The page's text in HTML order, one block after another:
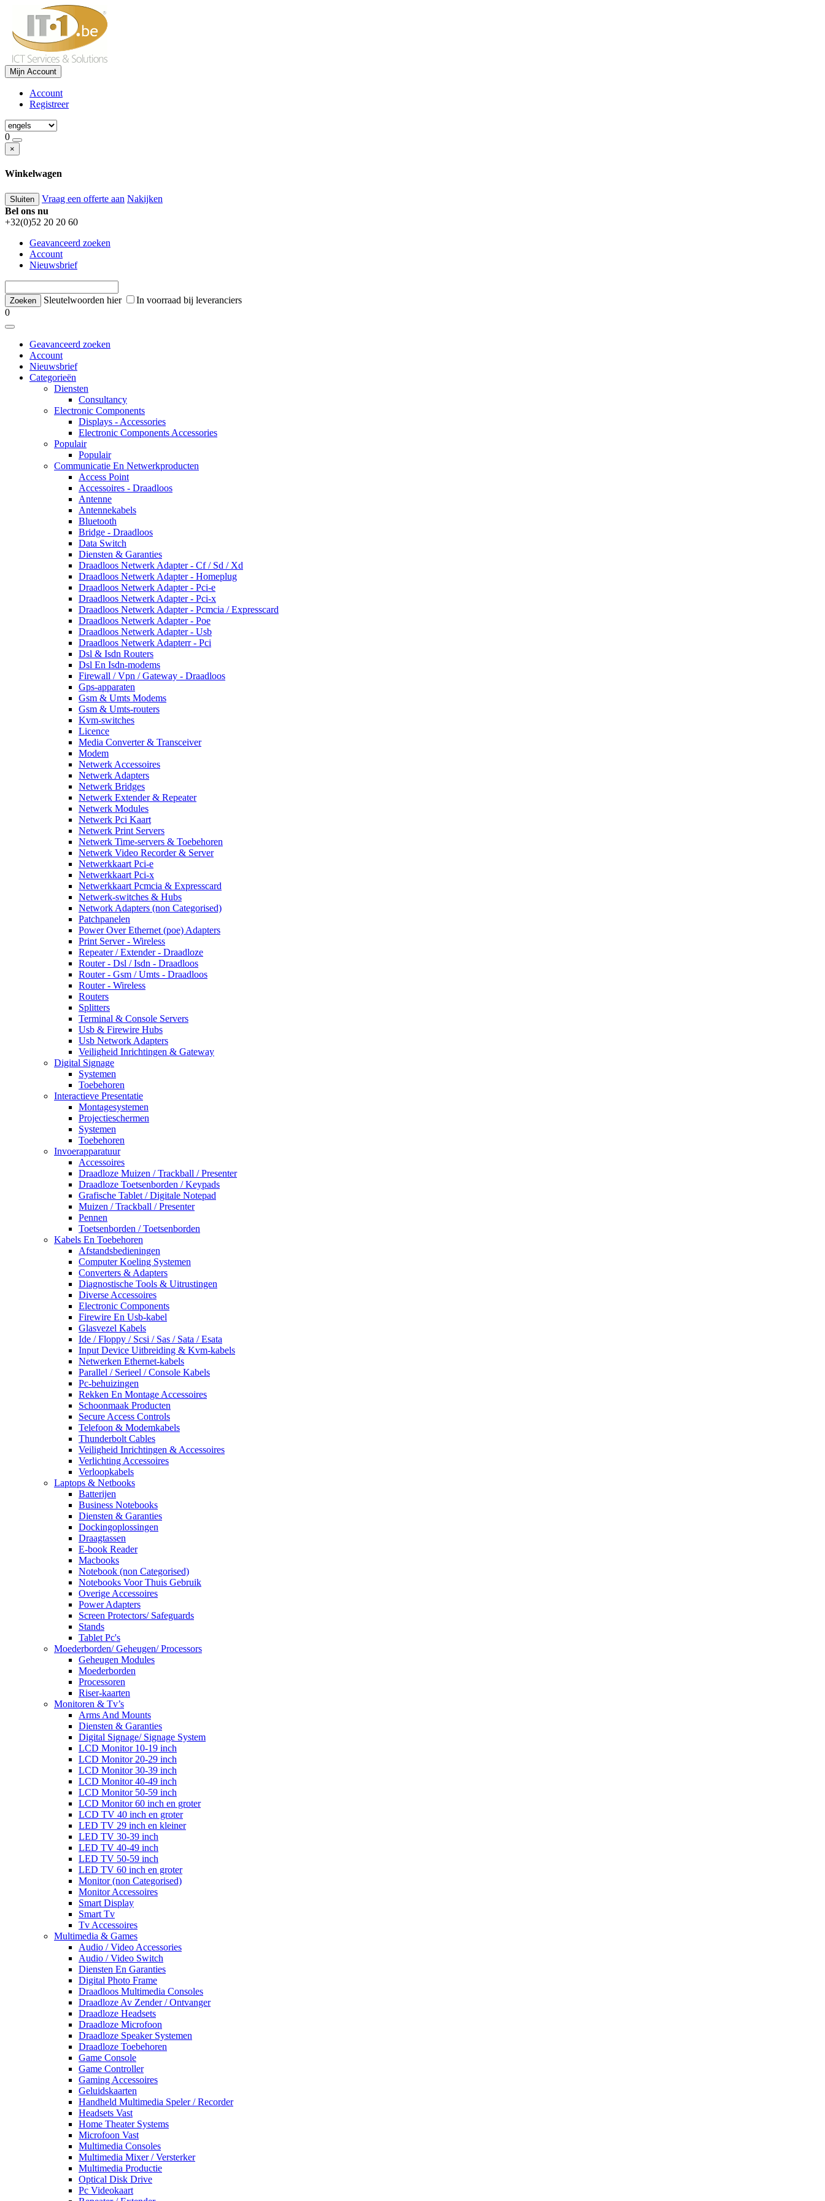
Mijn Account
Account
Registreer
0
×
Winkelwagen
Sluiten Vraag een offerte aan Nakijken
Bel ons nu
+32(0)52 20 20 60
Geavanceerd zoeken
Account
Nieuwsbrief
Sleutelwoorden hier
In voorraad bij leveranciers
0
Geavanceerd zoeken
Account
Nieuwsbrief
Categorieën
Diensten
Consultancy
Electronic Components
Displays - Accessories
Electronic Components Accessories
Populair
Populair
Communicatie En Netwerkproducten
Access Point
Accessoires - Draadloos
Antenne
Antennekabels
Bluetooth
Bridge - Draadloos
Data Switch
Diensten & Garanties
Draadloos Netwerk Adapter - Cf / Sd / Xd
Draadloos Netwerk Adapter - Homeplug
Draadloos Netwerk Adapter - Pci-e
Draadloos Netwerk Adapter - Pci-x
Draadloos Netwerk Adapter - Pcmcia / Expresscard
Draadloos Netwerk Adapter - Poe
Draadloos Netwerk Adapter - Usb
Draadloos Netwerk Adapterr - Pci
Dsl & Isdn Routers
Dsl En Isdn-modems
Firewall / Vpn / Gateway - Draadloos
Gps-apparaten
Gsm & Umts Modems
Gsm & Umts-routers
Kvm-switches
Licence
Media Converter & Transceiver
Modem
Netwerk Accessoires
Netwerk Adapters
Netwerk Bridges
Netwerk Extender & Repeater
Netwerk Modules
Netwerk Pci Kaart
Netwerk Print Servers
Netwerk Time-servers & Toebehoren
Netwerk Video Recorder & Server
Netwerkkaart Pci-e
Netwerkkaart Pci-x
Netwerkkaart Pcmcia & Expresscard
Netwerk-switches & Hubs
Network Adapters (non Categorised)
Patchpanelen
Power Over Ethernet (poe) Adapters
Print Server - Wireless
Repeater / Extender - Draadloze
Router - Dsl / Isdn - Draadloos
Router - Gsm / Umts - Draadloos
Router - Wireless
Routers
Splitters
Terminal & Console Servers
Usb & Firewire Hubs
Usb Network Adapters
Veiligheid Inrichtingen & Gateway
Digital Signage
Systemen
Toebehoren
Interactieve Presentatie
Montagesystemen
Projectieschermen
Systemen
Toebehoren
Invoerapparatuur
Accessoires
Draadloze Muizen / Trackball / Presenter
Draadloze Toetsenborden / Keypads
Grafische Tablet / Digitale Notepad
Muizen / Trackball / Presenter
Pennen
Toetsenborden / Toetsenborden
Kabels En Toebehoren
Afstandsbedieningen
Computer Koeling Systemen
Converters & Adapters
Diagnostische Tools & Uitrustingen
Diverse Accessoires
Electronic Components
Firewire En Usb-kabel
Glasvezel Kabels
Ide / Floppy / Scsi / Sas / Sata / Esata
Input Device Uitbreiding & Kvm-kabels
Netwerken Ethernet-kabels
Parallel / Serieel / Console Kabels
Pc-behuizingen
Rekken En Montage Accessoires
Schoonmaak Producten
Secure Access Controls
Telefoon & Modemkabels
Thunderbolt Cables
Veiligheid Inrichtingen & Accessoires
Verlichting Accessoires
Verloopkabels
Laptops & Netbooks
Batterijen
Business Notebooks
Diensten & Garanties
Dockingoplossingen
Draagtassen
E-book Reader
Macbooks
Notebook (non Categorised)
Notebooks Voor Thuis Gebruik
Overige Accessoires
Power Adapters
Screen Protectors/ Safeguards
Stands
Tablet Pc's
Moederborden/ Geheugen/ Processors
Geheugen Modules
Moederborden
Processoren
Riser-kaarten
Monitoren & Tv’s
Arms And Mounts
Diensten & Garanties
Digital Signage/ Signage System
LCD Monitor 10-19 inch
LCD Monitor 20-29 inch
LCD Monitor 30-39 inch
LCD Monitor 40-49 inch
LCD Monitor 50-59 inch
LCD Monitor 60 inch en groter
LCD TV 40 inch en groter
LED TV 29 inch en kleiner
LED TV 30-39 inch
LED TV 40-49 inch
LED TV 50-59 inch
LED TV 60 inch en groter
Monitor (non Categorised)
Monitor Accessoires
Smart Display
Smart Tv
Tv Accessoires
Multimedia & Games
Audio / Video Accessories
Audio / Video Switch
Diensten En Garanties
Digital Photo Frame
Draadloos Multimedia Consoles
Draadloze Av Zender / Ontvanger
Draadloze Headsets
Draadloze Microfoon
Draadloze Speaker Systemen
Draadloze Toebehoren
Game Console
Game Controller
Gaming Accessoires
Geluidskaarten
Handheld Multimedia Speler / Recorder
Headsets Vast
Home Theater Systems
Microfoon Vast
Multimedia Consoles
Multimedia Mixer / Versterker
Multimedia Productie
Optical Disk Drive
Pc Videokaart